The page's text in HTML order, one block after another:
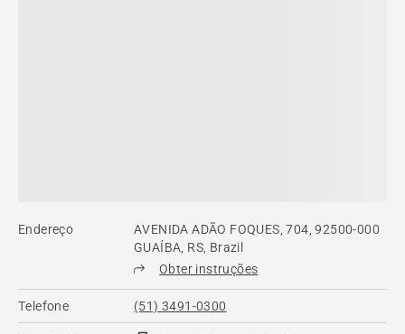
Endereço
AVENIDA ADÃO FOQUES, 704, 92500-000
GUAÍBA, RS, Brazil
Obter instruções
Telefone (51) 3491-0300